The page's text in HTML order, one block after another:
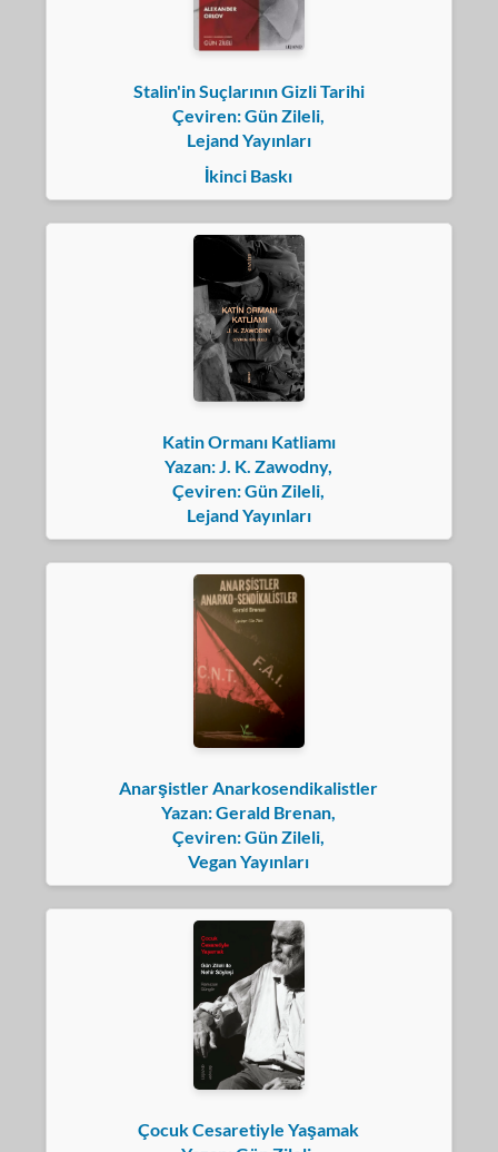
Stalin'in Suçlarının Gizli Tarihi
Çeviren: Gün Zileli,
Lejand Yayınları
İkinci Baskı
Katin Ormanı Katliamı
Yazan: J. K. Zawodny,
Çeviren: Gün Zileli,
Lejand Yayınları
Anarşistler Anarkosendikalistler
Yazan: Gerald Brenan,
Çeviren: Gün Zileli,
Vegan Yayınları
Çocuk Cesaretiyle Yaşamak